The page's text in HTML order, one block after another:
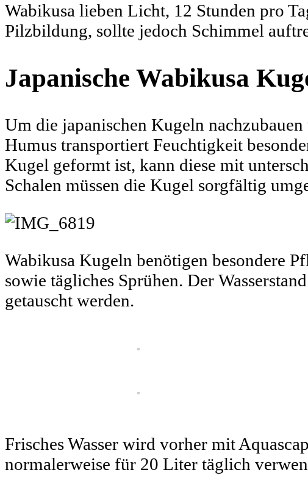
Wabikusa lieben Licht, 12 Stunden pro
Pilzbildung, sollte jedoch Schimmel
Japanische Wabikusa
Um die japanischen Kugeln
Humus transportiert Feuchtigkeit
Kugel geformt ist, kann diese mit
Schalen müssen die Kugel sorgfältig
Wabikusa Kugeln benötigen besondere
sowie tägliches Sprühen. Der
getauscht werden.
Frisches Wasser wird vorher mit
normalerweise für 20 Liter täglich